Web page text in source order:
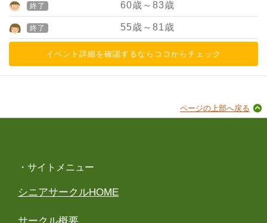
終了 60歳～83歳
終了 55歳～81歳
イベント詳細を確認するならココからチェック
ページの上部へ戻る
・サイトメニュー
シニアサークルHOME